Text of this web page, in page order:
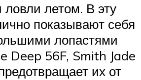
ловли летом. В эту
показывают себя
лопастями
Deep 56F, Smith Jade
их от